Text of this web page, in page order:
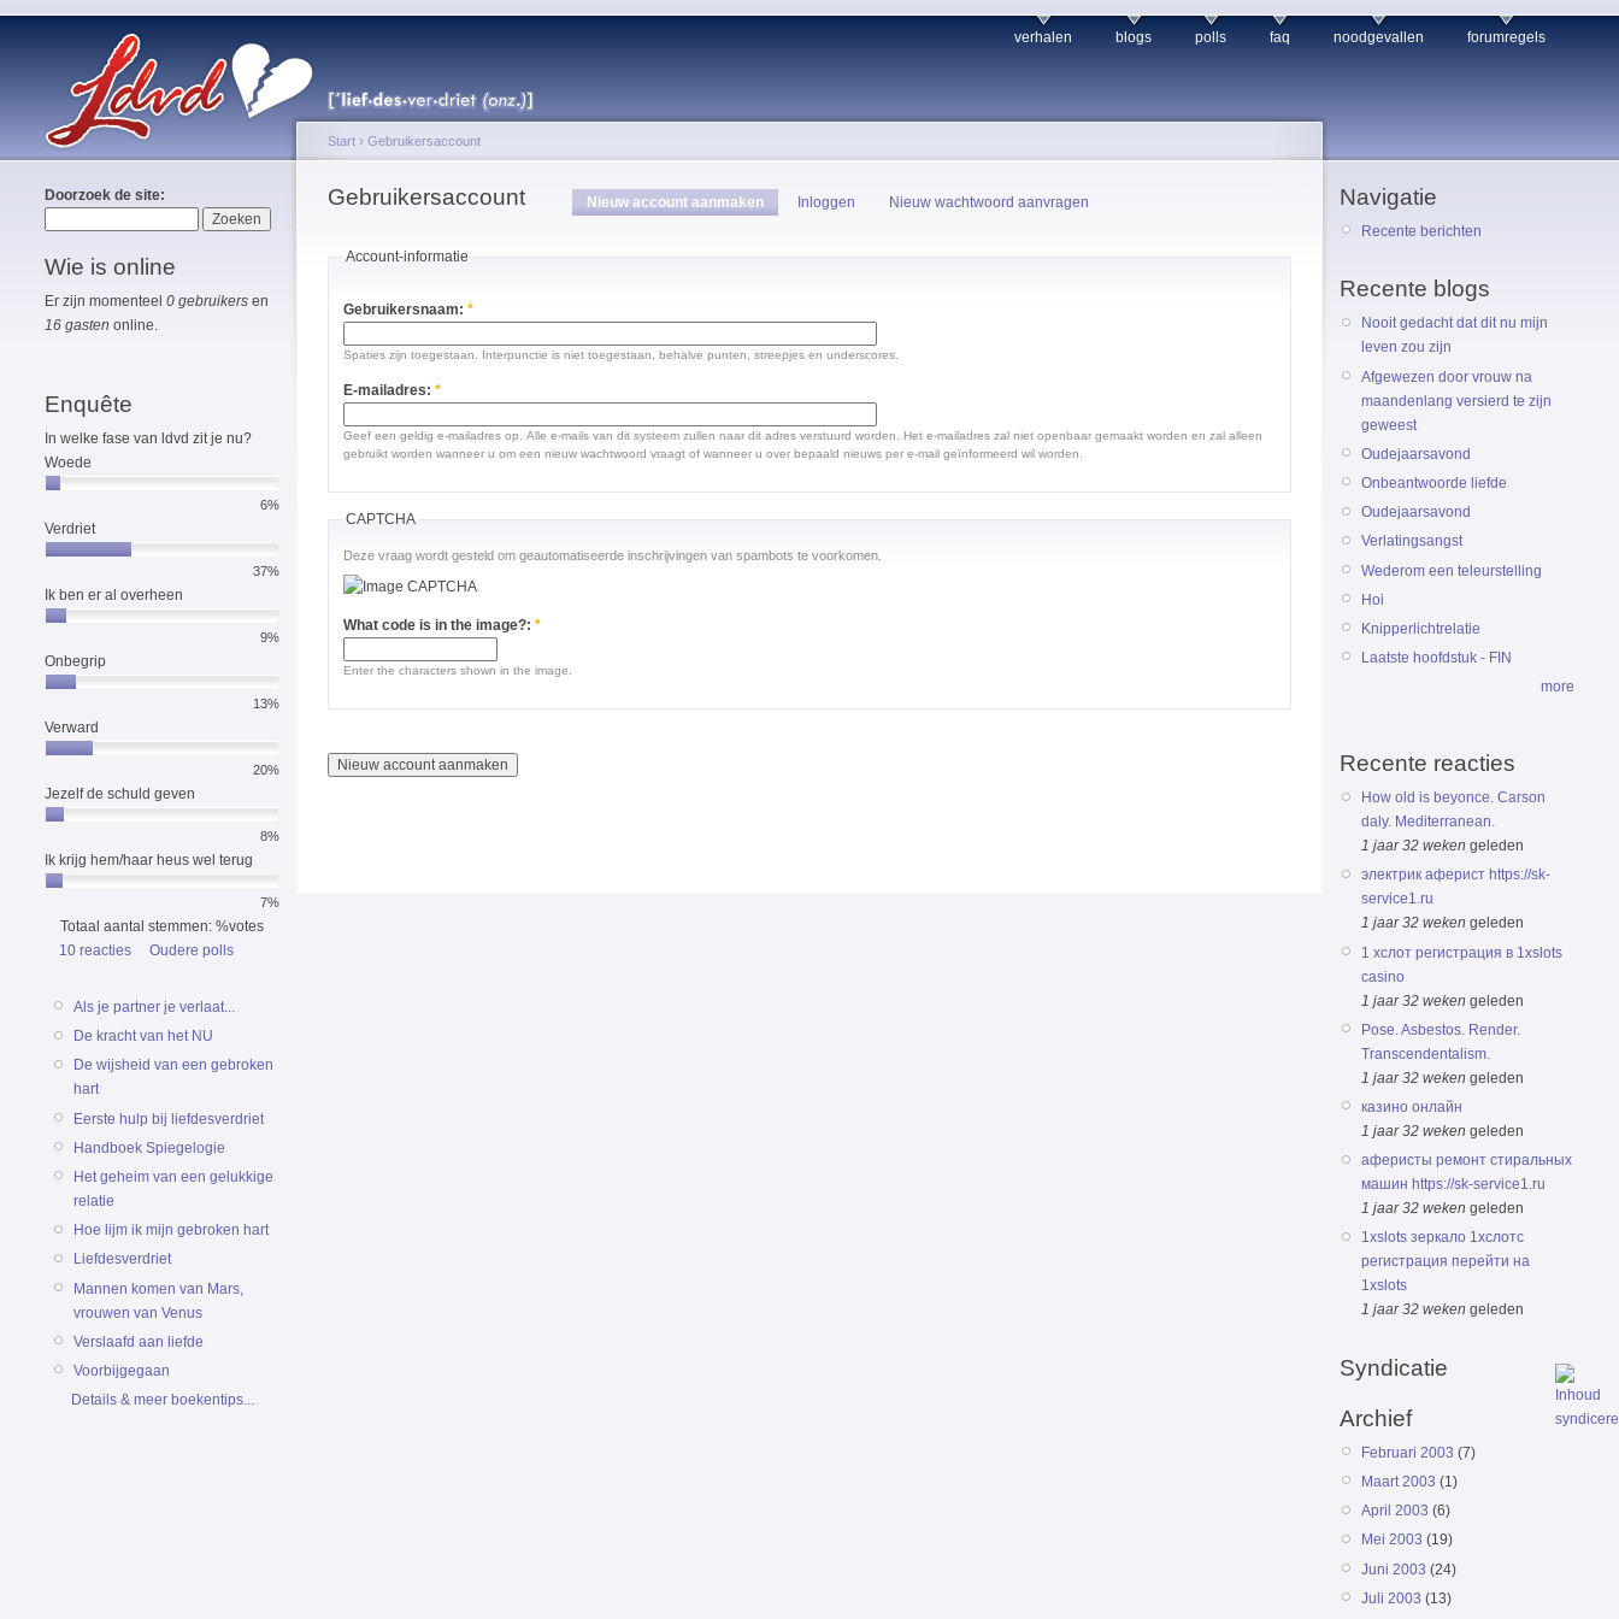
verhalen blogs polls faq noodgevallen forumregels
Doorzoek de site:
Wie is online
Er zijn momenteel 0 gebruikers en
16 gasten online.
Enquête
In welke fase van ldvd zit je nu?
Woede
6%
Verdriet
37%
Ik ben er al overheen
9%
Onbegrip
13%
Verward
20%
Jezelf de schuld geven
8%
Ik krijg hem/haar heus wel terug
7%
Totaal aantal stemmen: %votes
10 reacties
Oudere polls
Als je partner je verlaat...
De kracht van het NU
De wijsheid van een gebroken
hart
Eerste hulp bij liefdesverdriet
Handboek Spiegelogie
Het geheim van een gelukkige
relatie
Hoe lijm ik mijn gebroken hart
Liefdesverdriet
Mannen komen van Mars,
vrouwen van Venus
Verslaafd aan liefde
Voorbijgegaan
Details & meer boekentips...
Start › Gebruikersaccount
Gebruikersaccount Nieuw account aanmaken Inloggen Nieuw wachtwoord aanvragen
Account-informatie
Gebruikersnaam: *
Spaties zijn toegestaan. Interpunctie is niet toegestaan, behalve punten, streepjes en underscores.
E-mailadres: *
Geef een geldig e-mailadres op. Alle e-mails van dit systeem zullen naar dit adres verstuurd worden. Het e-mailadres zal niet openbaar gemaakt worden en zal alleen
gebruikt worden wanneer u om een nieuw wachtwoord vraagt of wanneer u over bepaald nieuws per e-mail geïnformeerd wil worden.
CAPTCHA
Deze vraag wordt gesteld om geautomatiseerde inschrijvingen van spambots te voorkomen.
What code is in the image?: *
Enter the characters shown in the image.
Navigatie
Recente berichten
Recente blogs
Nooit gedacht dat dit nu mijn
leven zou zijn
Afgewezen door vrouw na
maandenlang versierd te zijn
geweest
Oudejaarsavond
Onbeantwoorde liefde
Oudejaarsavond
Verlatingsangst
Wederom een teleurstelling
Hoi
Knipperlichtrelatie
Laatste hoofdstuk - FIN
more
Recente reacties
How old is beyonce. Carson
daly. Mediterranean.
1 jaar 32 weken geleden
электрик аферист https://sk-
service1.ru
1 jaar 32 weken geleden
1 хслот регистрация в 1xslots
casino
1 jaar 32 weken geleden
Pose. Asbestos. Render.
Transcendentalism.
1 jaar 32 weken geleden
казино онлайн
1 jaar 32 weken geleden
аферисты ремонт стиральных
машин https://sk-service1.ru
1 jaar 32 weken geleden
1xslots зеркало 1хслотс
регистрация перейти на
1xslots
1 jaar 32 weken geleden
Syndicatie
Archief
Februari 2003 (7)
Maart 2003 (1)
April 2003 (6)
Mei 2003 (19)
Juni 2003 (24)
Juli 2003 (13)